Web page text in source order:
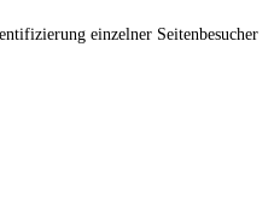
einzelner Seitenbesucher